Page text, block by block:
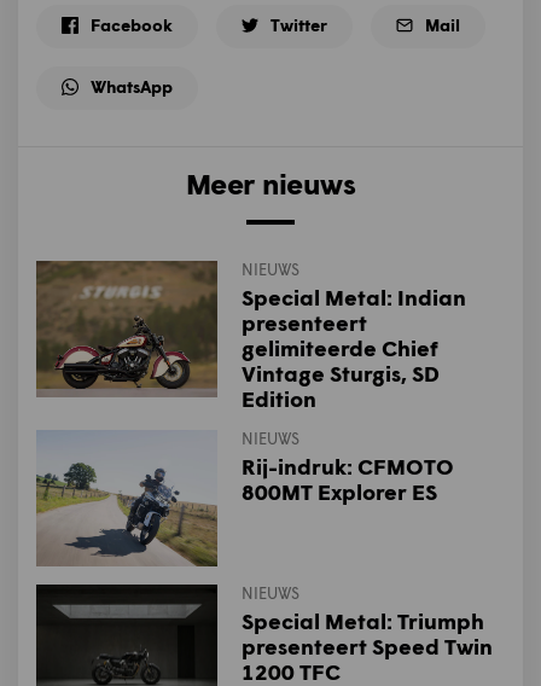
Facebook Twitter Mail
WhatsApp
Meer nieuws
NIEUWS
Special Metal: Indian
presenteert
gelimiteerde Chief
Vintage Sturgis, SD
Edition
NIEUWS
Rij-indruk: CFMOTO
800MT Explorer ES
NIEUWS
Special Metal: Triumph
presenteert Speed Twin
1200 TFC